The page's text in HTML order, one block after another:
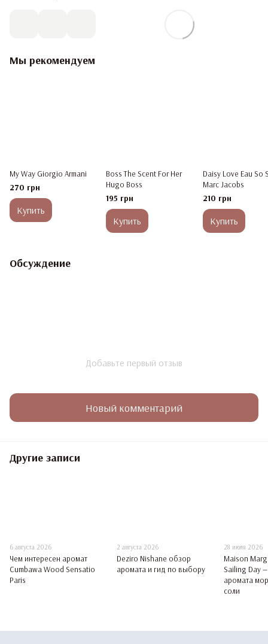
Мы рекомендуем
My Way Giorgio Armani
270 грн
Купить
Boss The Scent For Her
Hugo Boss
195 грн
Купить
Daisy Love Eau So
Marc Jacobs
210 грн
Купить
Обсуждение
Добавьте первый отзыв
Новый комментарий
Другие записи
6 августа 2026
Чем интересен аромат
Cumbawa Wood Sensatio
Paris
2 августа 2026
Deziro Nishane обзор
аромата и гид по выбору
28 июля 2026
Maison
Sailing Day
аромата
соли